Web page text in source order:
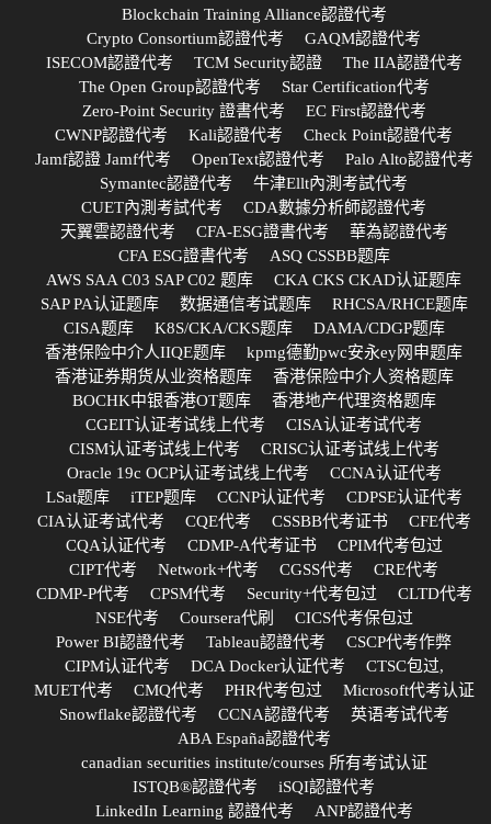
Blockchain Training Alliance認證代考
Crypto Consortium認證代考
GAQM認證代考
ISECOM認證代考
TCM Security認證
The IIA認證代考
The Open Group認證代考
Star Certification代考
Zero-Point Security 證書代考
EC First認證代考
CWNP認證代考
Kali認證代考
Check Point認證代考
Jamf認證 Jamf代考
OpenText認證代考
Palo Alto認證代考
Symantec認證代考
牛津Ellt內測考試代考
CUET內測考試代考
CDA數據分析師認證代考
天翼雲認證代考
CFA-ESG證書代考
華為認證代考
CFA ESG證書代考
ASQ CSSBB题库
AWS SAA C03 SAP C02 题库
CKA CKS CKAD认证题库
SAP PA认证题库
数据通信考试题库
RHCSA/RHCE题库
CISA题库
K8S/CKA/CKS题库
DAMA/CDGP题库
香港保险中介人IIQE题库
kpmg德勤pwc安永ey网申题库
香港证券期货从业资格题库
香港保险中介人资格题库
BOCHK中银香港OT题库
香港地产代理资格题库
CGEIT认证考试线上代考
CISA认证考试代考
CISM认证考试线上代考
CRISC认证考试线上代考
Oracle 19c OCP认证考试线上代考
CCNA认证代考
LSat题库
iTEP题库 CCNP认证代考
CDPSE认证代考
CIA认证考试代考
CQE代考 CSSBB代考证书
CFE代考
CQA认证代考
CDMP-A代考证书
CPIM代考包过
CIPT代考
Network+代考 CGSS代考
CRE代考
CDMP-P代考
CPSM代考 Security+代考包过
CLTD代考
NSE代考
Coursera代刷
CICS代考保包过
Power BI認證代考
Tableau認證代考
CSCP代考作弊
CIPM认证代考
DCA Docker认证代考
CTSC包过,
MUET代考
CMQ代考 PHR代考包过
Microsoft代考认证
Snowflake認證代考
CCNA認證代考
英语考试代考
ABA España認證代考
canadian securities institute/courses 所有考试认证
ISTQB®認證代考
iSQI認證代考
LinkedIn Learning 認證代考
ANP認證代考